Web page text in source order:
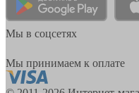
Мы в соцсетях
Мы принимаем к оплате